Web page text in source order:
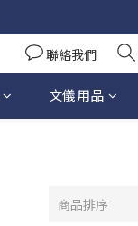
聯絡我們
文儀用品
商品排序